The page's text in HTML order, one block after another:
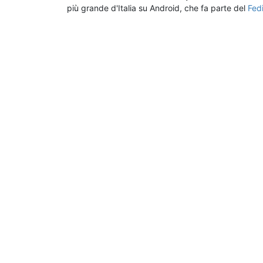
più grande d'Italia su Android, che fa parte del